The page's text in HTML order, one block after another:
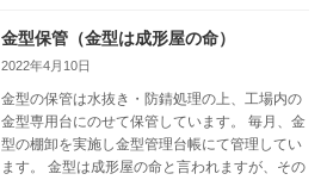
金型保管（金型は成形屋の命）
2022年4月10日
金型の保管は水抜き・防錆処理の上、工場内の
金型専用台にのせて保管しています。 毎月、金
型の棚卸を実施し金型管理台帳にて管理してい
ます。 金型は成形屋の命と言われますが、その